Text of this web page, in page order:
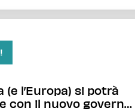
(e l’Europa) si potrà
con il nuovo governo